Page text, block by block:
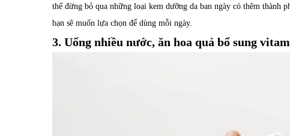
thế đừng bỏ qua những loại kem dưỡng da ban ngày có thêm thành
bạn sẽ muốn lựa chọn để dùng mỗi ngày.
3. Uống nhiều nước, ăn hoa quả bổ sung